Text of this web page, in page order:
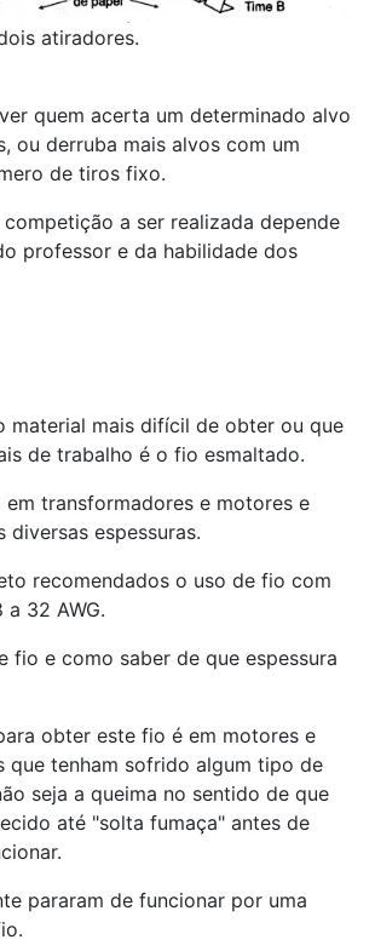
atiradores.
quem acerta um determinado alvo
ou derruba mais alvos com um
de tiros fixo.
a ser realizada depende
professor e da habilidade dos
material mais difícil de obter ou que
de trabalho é o fio esmaltado.
em transformadores e motores e
diversas espessuras.
recomendados o uso de fio com
32 AWG.
fio e como saber de que espessura
obter este fio é em motores e
que tenham sofrido algum tipo de
seja a queima no sentido de que
até "solta fumaça" antes de
pararam de funcionar por uma